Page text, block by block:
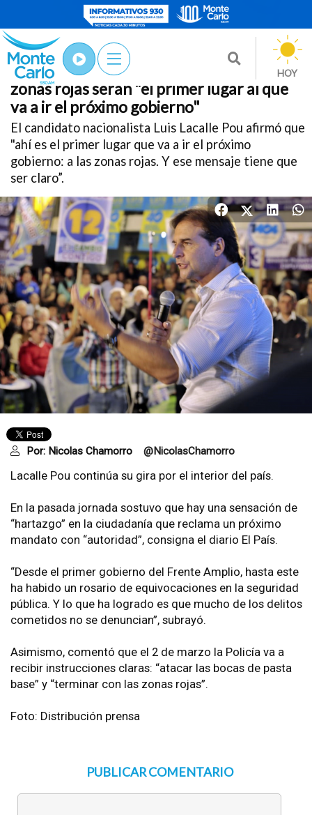
HOY
Nacionales
20/Nov/2019
Lacalle Pou anunció que las
zonas rojas serán "el primer lugar al que
va a ir el próximo gobierno"
El candidato nacionalista Luis Lacalle Pou afirmó que
"ahí es el primer lugar que va a ir el próximo
gobierno: a las zonas rojas. Y ese mensaje tiene que
ser claro”.
Por: Nicolas Chamorro @NicolasChamorro
Lacalle Pou continúa su gira por el interior del país.
En la pasada jornada sostuvo que hay una sensación de
“hartazgo” en la ciudadanía que reclama un próximo
mandato con “autoridad”, consigna el diario El País.
“Desde el primer gobierno del Frente Amplio, hasta este
ha habido un rosario de equivocaciones en la seguridad
pública. Y lo que ha logrado es que mucho de los delitos
cometidos no se denuncian”, subrayó.
Asimismo, comentó que el 2 de marzo la Policía va a
recibir instrucciones claras: “atacar las bocas de pasta
base” y “terminar con las zonas rojas”.
Foto: Distribución prensa
PUBLICAR COMENTARIO